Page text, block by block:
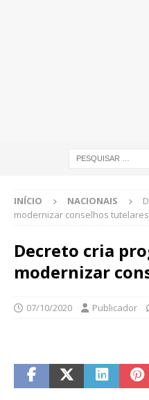
INÍCIO NACIONAIS
modernizar conselhos tutelares
Decreto cria
modernizar
07/10/2020 Publicador